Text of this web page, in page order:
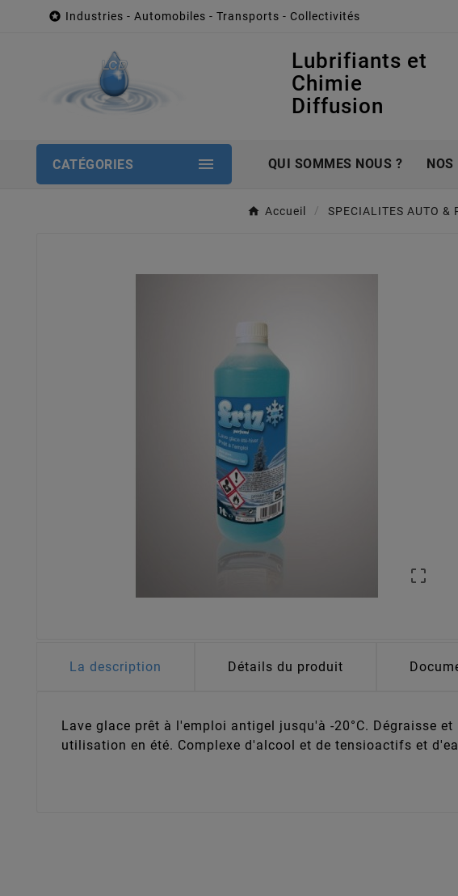
 Industries - Automobiles - Transports - Collectivités
Lubrifiants et
Chimie
Diffusion
CATÉGORIES  QUI SOMMES NOUS ?
Accueil SPECIALITES AUTO &

La description Détails du produit
Lave glace prêt à l'emploi antigel jusqu'à -20°C. Dégraisse
utilisation en été. Complexe d'alcool et de tensioactifs et